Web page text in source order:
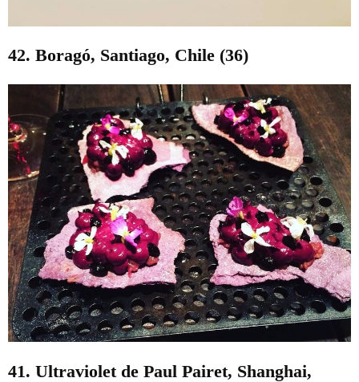
42. Boragó, Santiago, Chile (36)
41. Ultraviolet de Paul Pairet, Shanghai,